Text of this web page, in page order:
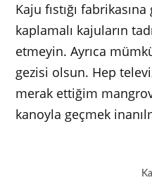
Kaju fıstığı
kaplamalı kajuların
etmeyin. Ayrıca
gezisi olsun. Hep
merak ettiğim
kanoyla geçmek